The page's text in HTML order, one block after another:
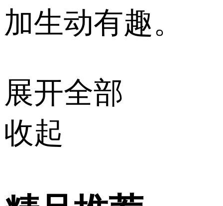
加生动有趣。
展开全部
收起